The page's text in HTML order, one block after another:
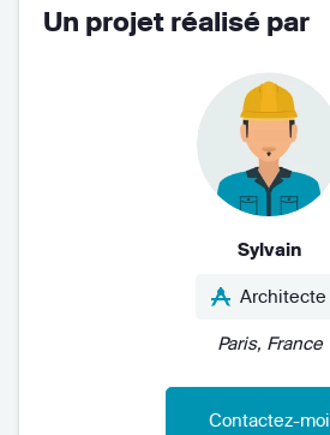
Un projet réalisé par
Sylvain
Architecte
Paris, France
Contactez-moi